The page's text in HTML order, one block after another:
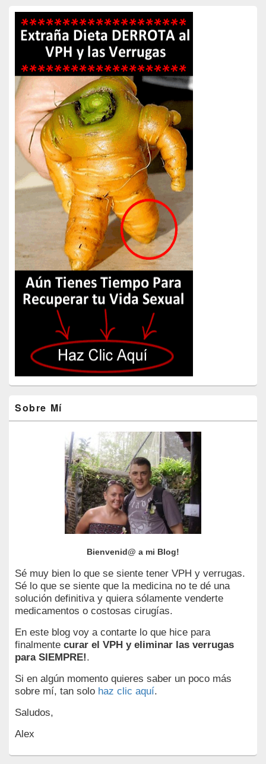
Primary
Sidebar
Widget
Area
Sobre Mí
Bienvenid@ a mi Blog!
Sé muy bien lo que se siente tener VPH y verrugas.
Sé lo que se siente que la medicina no te dé una
solución definitiva y quiera sólamente venderte
medicamentos o costosas cirugías.
En este blog voy a contarte lo que hice para
finalmente curar el VPH y eliminar las verrugas
para SIEMPRE!.
Si en algún momento quieres saber un poco más
sobre mí, tan solo haz clic aquí.
Saludos,
Alex